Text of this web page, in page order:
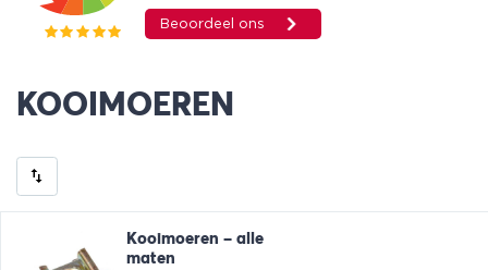
KOOIMOEREN
Kooimoeren – alle
maten